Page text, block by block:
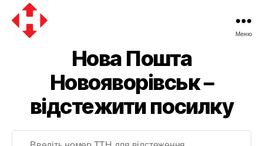
Меню
Нова Пошта
Новояворівськ –
відстежити посилку